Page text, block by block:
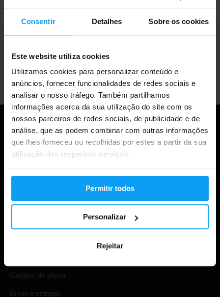
Consentir Detalhes Sobre os cookies
Este website utiliza cookies
Utilizamos cookies para personalizar conteúdo e
anúncios, fornecer funcionalidades de redes sociais e
analisar o nosso tráfego. Também partilhamos
informações acerca da sua utilização do site com os
nossos parceiros de redes sociais, de publicidade e de
análise, que as podem combinar com outras informações
que lhes forneceu ou recolhidas por estes a partir da sua
utilização dos respetivos serviços.
Permitir todos
Personalizar
Rejeitar
Apoio ao cliente profissional
Cartões de oferta
Envio e entrega